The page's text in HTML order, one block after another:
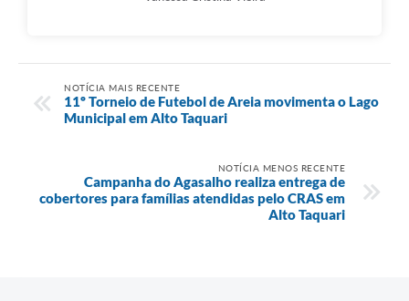
NOTÍCIA MAIS RECENTE
11º Torneio de Futebol de Areia movimenta o Lago
Municipal em Alto Taquari
NOTÍCIA MENOS RECENTE
Campanha do Agasalho realiza entrega de
cobertores para famílias atendidas pelo CRAS em
Alto Taquari